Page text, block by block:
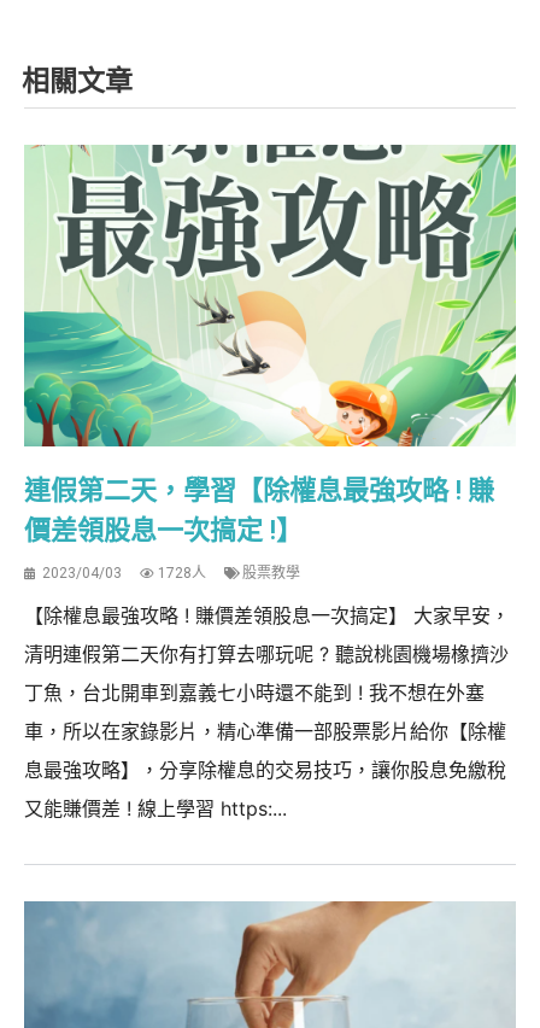
相關文章
連假第二天，學習【除權息最強攻略 ! 賺
價差領股息一次搞定 !】
2023/04/03 1728人 股票教學
【除權息最強攻略 ! 賺價差領股息一次搞定】 大家早安，
清明連假第二天你有打算去哪玩呢 ? 聽說桃園機場橡擠沙
丁魚，台北開車到嘉義七小時還不能到 ! 我不想在外塞
車，所以在家錄影片，精心準備一部股票影片給你【除權
息最強攻略】，分享除權息的交易技巧，讓你股息免繳稅
又能賺價差 ! 線上學習 https:...